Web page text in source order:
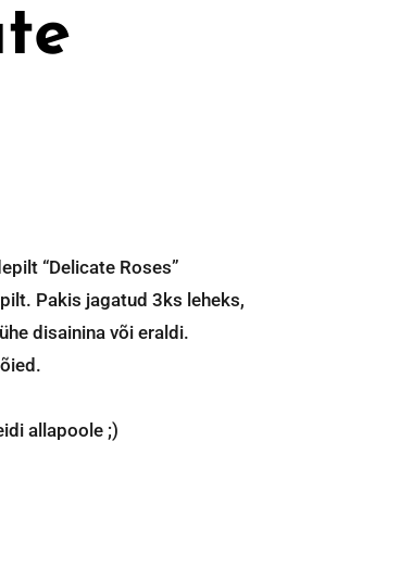
“Delicate Roses”
Pakis jagatud 3ks leheks,
disainina või eraldi.
allapoole ;)